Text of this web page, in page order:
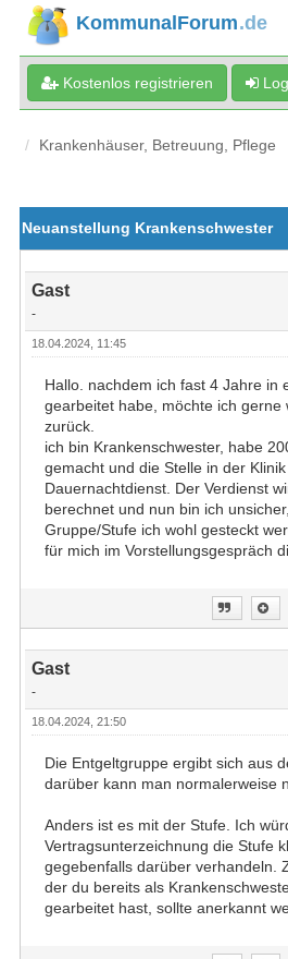
KommunalForum.de
Kostenlos registrieren
Krankenhäuser, Betreuung, Pflege
Neuanstellung Krankenschwester
Gast
-
18.04.2024, 11:45
Hallo. nachdem ich fast 4 Jahre in
gearbeitet habe, möchte ich gerne
zurück.
ich bin Krankenschwester, habe
gemacht und die Stelle in der
Dauernachtdienst. Der Verdienst
berechnet und nun bin ich
Gruppe/Stufe ich wohl gesteckt
für mich im Vorstellungsgespräch
Gast
-
18.04.2024, 21:50
Die Entgeltgruppe ergibt sich aus
darüber kann man normalerweise
Anders ist es mit der Stufe. Ich
Vertragsunterzeichnung die Stufe
gegebenfalls darüber verhandeln.
der du bereits als
gearbeitet hast, sollte anerkannt